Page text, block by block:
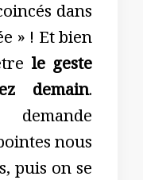
dans
» ! Et bien
le geste
demain.
nous
puis on se